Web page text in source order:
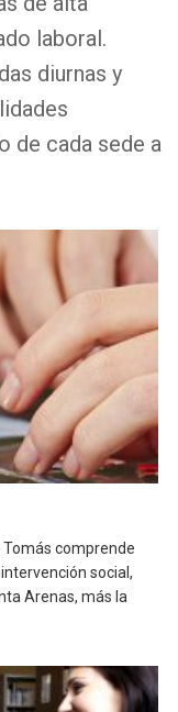
laboral.
diurnas y
de cada sede a
Tomás comprende
social,
Arenas, más la